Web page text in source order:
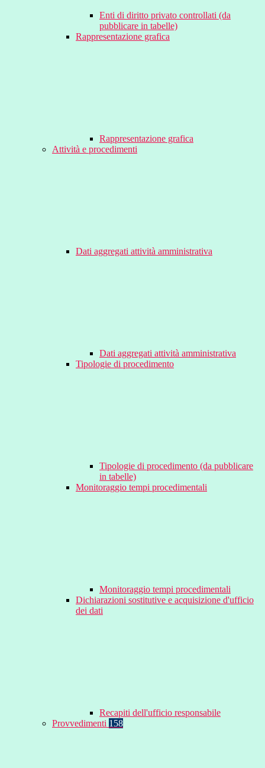
Enti di diritto privato controllati (da
pubblicare in tabelle)
Rappresentazione grafica
Rappresentazione grafica
Attività e procedimenti
Dati aggregati attività amministrativa
Dati aggregati attività amministrativa
Tipologie di procedimento
Tipologie di procedimento (da pubblicare
in tabelle)
Monitoraggio tempi procedimentali
Monitoraggio tempi procedimentali
Dichiarazioni sostitutive e acquisizione d'ufficio
dei dati
Recapiti dell'ufficio responsabile
Provvedimenti 158